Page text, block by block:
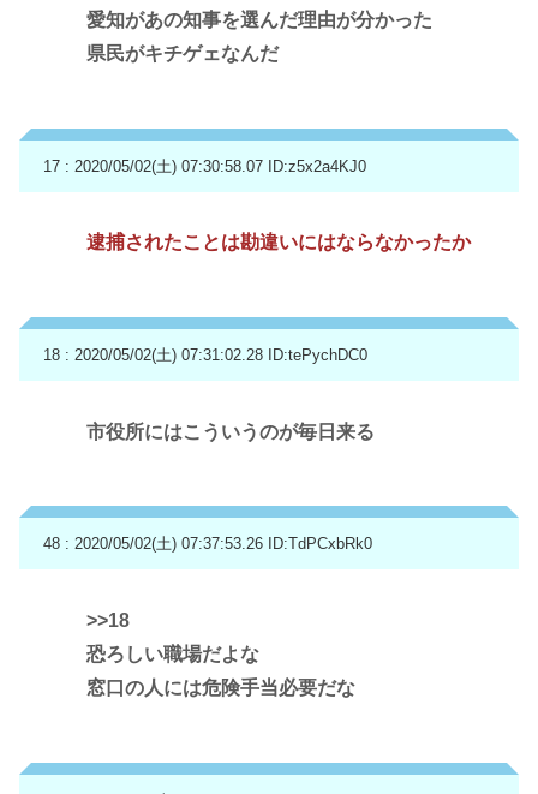
愛知があの知事を選んだ理由が分かった
県民がキチゲェなんだ
17 : 2020/05/02(土) 07:30:58.07 ID:z5x2a4KJ0
逮捕されたことは勘違いにはならなかったか
18 : 2020/05/02(土) 07:31:02.28 ID:tePychDC0
市役所にはこういうのが毎日来る
48 : 2020/05/02(土) 07:37:53.26 ID:TdPCxbRk0
>>18
恐ろしい職場だよな
窓口の人には危険手当必要だな